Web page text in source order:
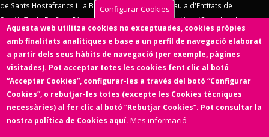
de Sants Hostafrancs i La Bordeta, SOS Racisme
Taula d'Entitats de
Sarrià,Taula Eix Pere IV,Unió d'Entitats de La Marina,Vern (Coordinadora
d'Entitats de La Verneda)
Xarxa d'Economia Solidària
Consell d'Associacions de Barcelona manté un conveni de col·laboració amb
Ens de l'Asociacionisme Cultural - ENS
Coordinadora Catalana de
Fundacions. El Consell d'Associacions de Barcelona és membre deXarxa
d'Economia Solidària,FETS – Finançament Ètic i Solidari,Associació
SinergiaTIC,Coop57i deFiare
Aquesta web ha estat desenvolupada per una entitat de l'Economia
Configurar Cookies
Aquesta web utilitza cookies no exceptuades, cookies pròpies
amb finalitats analítiques e base a un perfil de navegació elaborat
a partir dels seus hàbits de navegació (per exemple, pàgines
visitades). Pot acceptar totes les cookies fent clic al botó
“Acceptar Cookies”, configurar-les a través del botó “Configurar
Cookies”, o rebutjar-les totes (excepte les Cookies tècniques
necessàries) al fer clic al botó “Rebutjar Cookies”. Pot consultar la
nostra política de Cookies aquí. Mes informació